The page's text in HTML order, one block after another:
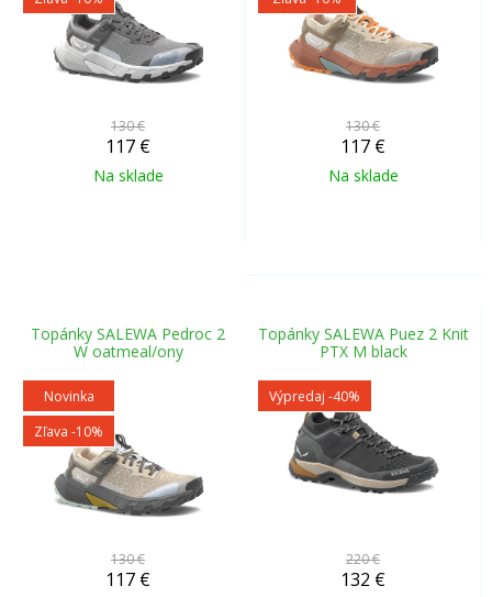
130 €
117 €
Na sklade
130 €
117 €
Na sklade
Topánky SALEWA Pedroc 2
W oatmeal/ony
Novinka
Zľava -10%
130 €
117 €
Topánky SALEWA Puez 2 Knit
PTX M black
Výpredaj -40%
220 €
132 €